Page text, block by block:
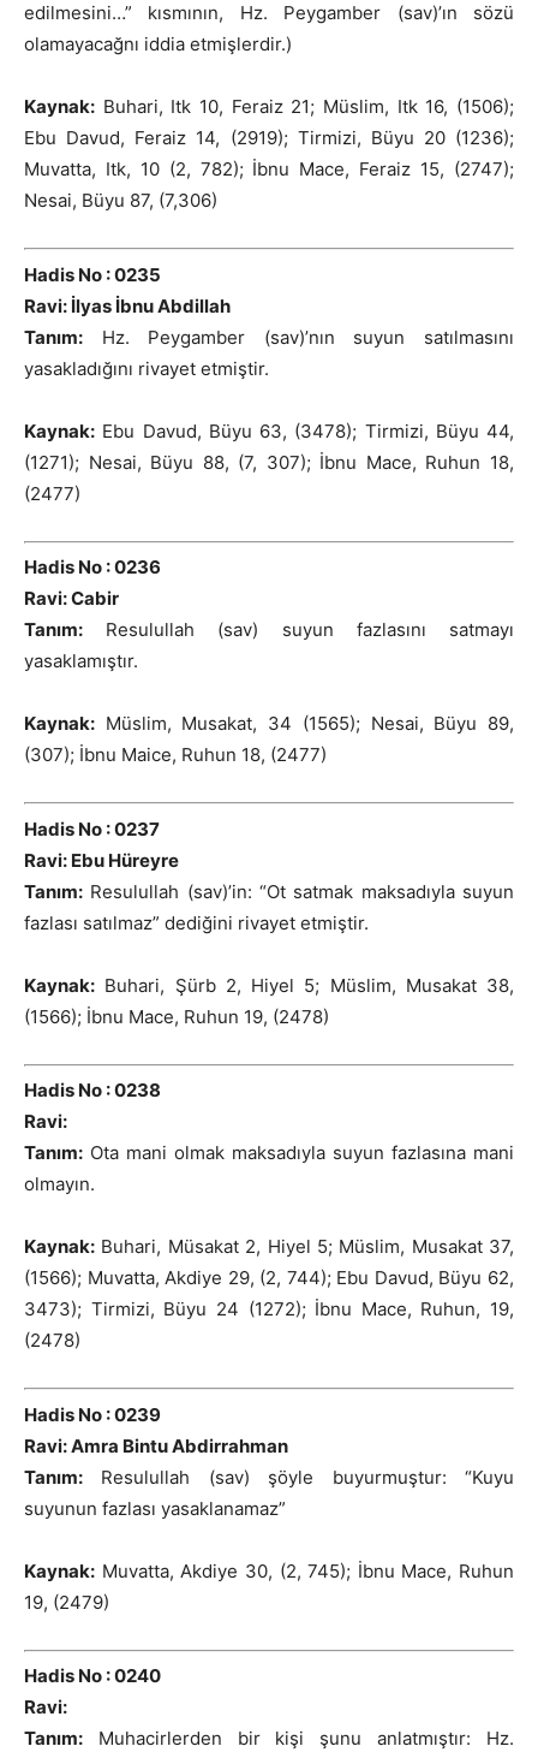
edilmesini…” kısmının, Hz. Peygamber (sav)’ın sözü
olamayacağnı iddia etmişlerdir.)
Kaynak: Buhari, Itk 10, Feraiz 21; Müslim, Itk 16, (1506);
Ebu Davud, Feraiz 14, (2919); Tirmizi, Büyu 20 (1236);
Muvatta, Itk, 10 (2, 782); İbnu Mace, Feraiz 15, (2747);
Nesai, Büyu 87, (7,306)
Hadis No : 0235
Ravi: İlyas İbnu Abdillah
Tanım: Hz. Peygamber (sav)’nın suyun satılmasını
yasakladığını rivayet etmiştir.
Kaynak: Ebu Davud, Büyu 63, (3478); Tirmizi, Büyu 44,
(1271); Nesai, Büyu 88, (7, 307); İbnu Mace, Ruhun 18,
(2477)
Hadis No : 0236
Ravi: Cabir
Tanım: Resulullah (sav) suyun fazlasını satmayı
yasaklamıştır.
Kaynak: Müslim, Musakat, 34 (1565); Nesai, Büyu 89,
(307); İbnu Maice, Ruhun 18, (2477)
Hadis No : 0237
Ravi: Ebu Hüreyre
Tanım: Resulullah (sav)’in: “Ot satmak maksadıyla suyun
fazlası satılmaz” dediğini rivayet etmiştir.
Kaynak: Buhari, Şürb 2, Hiyel 5; Müslim, Musakat 38,
(1566); İbnu Mace, Ruhun 19, (2478)
Hadis No : 0238
Ravi:
Tanım: Ota mani olmak maksadıyla suyun fazlasına mani
olmayın.
Kaynak: Buhari, Müsakat 2, Hiyel 5; Müslim, Musakat 37,
(1566); Muvatta, Akdiye 29, (2, 744); Ebu Davud, Büyu 62,
3473); Tirmizi, Büyu 24 (1272); İbnu Mace, Ruhun, 19,
(2478)
Hadis No : 0239
Ravi: Amra Bintu Abdirrahman
Tanım: Resulullah (sav) şöyle buyurmuştur: “Kuyu
suyunun fazlası yasaklanamaz”
Kaynak: Muvatta, Akdiye 30, (2, 745); İbnu Mace, Ruhun
19, (2479)
Hadis No : 0240
Ravi:
Tanım: Muhacirlerden bir kişi şunu anlatmıştır: Hz.